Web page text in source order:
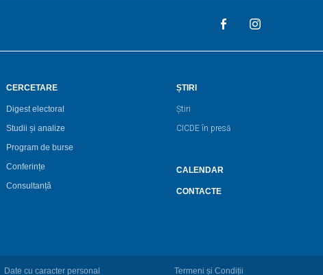
CERCETARE
Digest electoral
Studii și analize
Program de burse
Conferințe
Consultanță
ȘTIRI
Știri
CICDE în presă
CALENDAR
CONTACTE
Date cu caracter personal Termeni și Condiții